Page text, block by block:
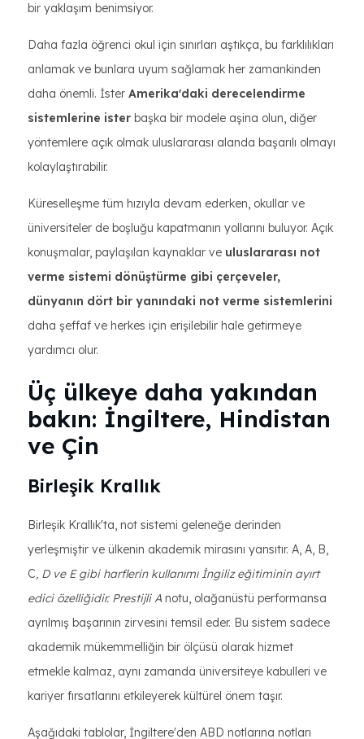
bir yaklaşım benimsiyor.
Daha fazla öğrenci okul için sınırları aştıkça, bu farklılıkları
anlamak ve bunlara uyum sağlamak her zamankinden
daha önemli. İster Amerika'daki derecelendirme
sistemlerine ister başka bir modele aşina olun, diğer
yöntemlere açık olmak uluslararası alanda başarılı olmayı
kolaylaştırabilir.
Küreselleşme tüm hızıyla devam ederken, okullar ve
üniversiteler de boşluğu kapatmanın yollarını buluyor. Açık
konuşmalar, paylaşılan kaynaklar ve uluslararası not
verme sistemi dönüştürme gibi çerçeveler,
dünyanın dört bir yanındaki not verme sistemlerini
daha şeffaf ve herkes için erişilebilir hale getirmeye
yardımcı olur.
Üç ülkeye daha yakından
bakın: İngiltere, Hindistan
ve Çin
Birleşik Krallık
Birleşik Krallık'ta, not sistemi geleneğe derinden
yerleşmiştir ve ülkenin akademik mirasını yansıtır. A, A, B,
C, D ve E gibi harflerin kullanımı İngiliz eğitiminin ayırt
edici özelliğidir. Prestijli A notu, olağanüstü performansa
ayrılmış başarının zirvesini temsil eder. Bu sistem sadece
akademik mükemmelliğin bir ölçüsü olarak hizmet
etmekle kalmaz, aynı zamanda üniversiteye kabulleri ve
kariyer fırsatlarını etkileyerek kültürel önem taşır.
Aşağıdaki tablolar, İngiltere'den ABD notlarına notları